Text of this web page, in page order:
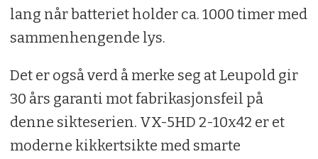
lang når batteriet holder ca. 1000 timer med
sammenhengende lys.
Det er også verd å merke seg at Leupold gir
30 års garanti mot fabrikasjonsfeil på
denne sikteserien. VX-5HD 2-10x42 er et
moderne kikkertsikte med smarte